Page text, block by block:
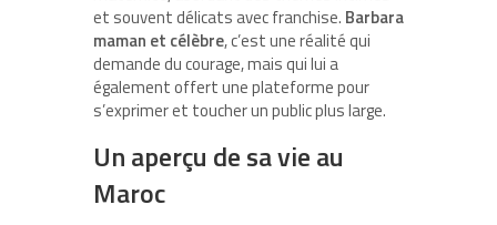
et souvent délicats avec franchise. Barbara
maman et célèbre, c’est une réalité qui
demande du courage, mais qui lui a
également offert une plateforme pour
s’exprimer et toucher un public plus large.
Un aperçu de sa vie au
Maroc